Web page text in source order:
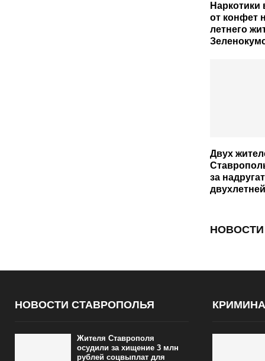
Наркотики
от конфет
летнего
Двух
за
НОВОСТИ СТАВРОПОЛЬЯ
Жителя Ставрополя
осудили за хищение 3 млн
рублей соцвыплат для